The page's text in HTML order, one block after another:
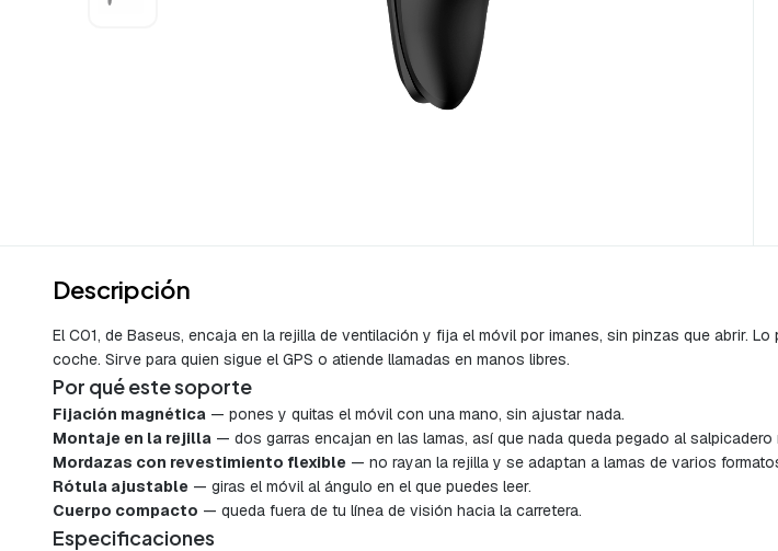
Descripción
El C01, de Baseus, encaja en la rejilla de ventilación y fija el móvil por imanes, sin pinzas que abrir.
coche. Sirve para quien sigue el GPS o atiende llamadas en manos libres.
Por qué este soporte
Fijación magnética — pones y quitas el móvil con una mano, sin ajustar nada.
Montaje en la rejilla — dos garras encajan en las lamas, así que nada queda pegado al salpicadero
Mordazas con revestimiento flexible — no rayan la rejilla y se adaptan a lamas de varios
Rótula ajustable — giras el móvil al ángulo en el que puedes leer.
Cuerpo compacto — queda fuera de tu línea de visión hacia la carretera.
Especificaciones